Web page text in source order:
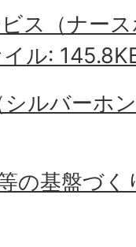
ス（ナー
ル:
シルバーホ
の基盤づ